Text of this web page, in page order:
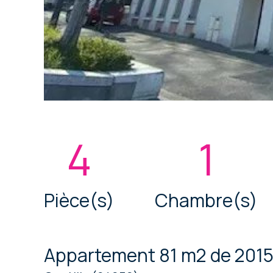
4
Pièce(s)
1
Chambre(s)
Appartement 81 m2 de 2015